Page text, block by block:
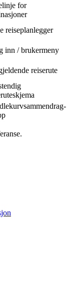
for
reiseplanlegger
inn / brukermeny
reiserute